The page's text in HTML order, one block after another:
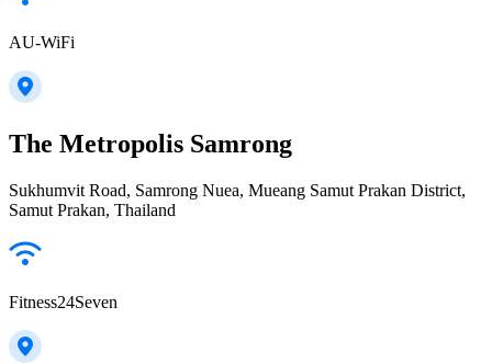
AU-WiFi
The Metropolis Samrong
Sukhumvit Road, Samrong Nuea, Mueang Samut Prakan District,
Samut Prakan, Thailand
Fitness24Seven